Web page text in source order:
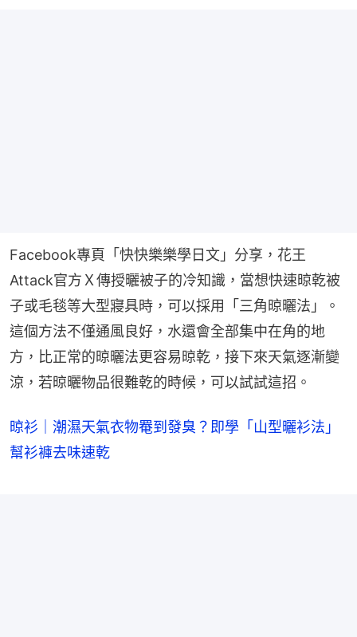
Facebook專頁「快快樂樂學日文」分享，花王
Attack官方Ｘ傳授曬被子的冷知識，當想快速晾乾被
子或毛毯等大型寢具時，可以採用「三角晾曬法」。
這個方法不僅通風良好，水還會全部集中在角的地
方，比正常的晾曬法更容易晾乾，接下來天氣逐漸變
涼，若晾曬物品很難乾的時候，可以試試這招。
晾衫｜潮濕天氣衣物罨到發臭？即學「山型曬衫法」
幫衫褲去味速乾